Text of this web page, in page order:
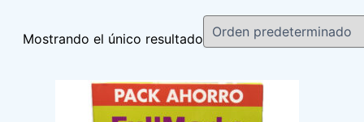
Mostrando el único resultado